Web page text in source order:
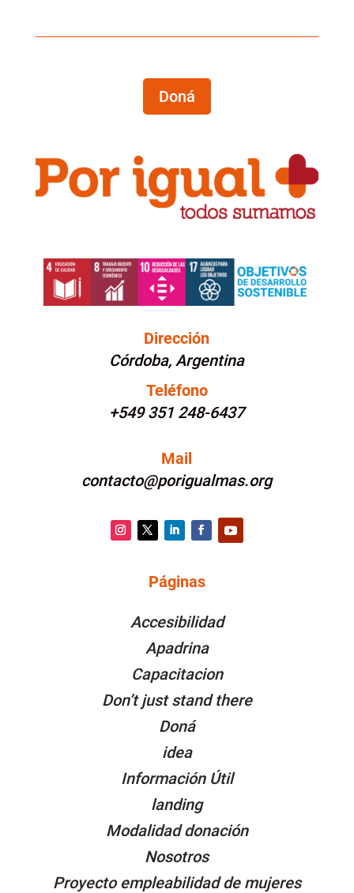
Doná
Dirección
Córdoba, Argentina
Teléfono
+549 351 248-6437
Mail
contacto@porigualmas.org
Facebook
Páginas
Accesibilidad
Apadrina
Capacitacion
Don’t just stand there
Doná
idea
Información Útil
landing
Modalidad donación
Nosotros
Proyecto empleabilidad de mujeres